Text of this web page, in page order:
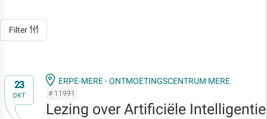
Filter
23
OKT
ERPE-MERE - ONTMOETINGSCENTRUM MERE
# 11991
Lezing over Artificiële Intelligentie